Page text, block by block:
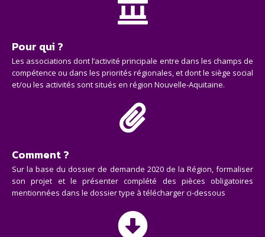
Pour qui ?
Les associations dont l’activité principale entre dans les champs de
compétence ou dans les priorités régionales, et dont le siège social
et/ou les activités sont situés en région Nouvelle-Aquitaine.
Comment ?
Sur la base du dossier de demande 2020 de la Région, formaliser
son projet et le présenter complété des pièces obligatoires
mentionnées dans le dossier type à télécharger ci-dessous